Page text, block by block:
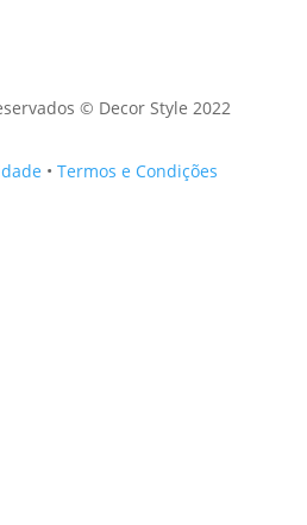
© Decor Style 2022
•Termos e Condições